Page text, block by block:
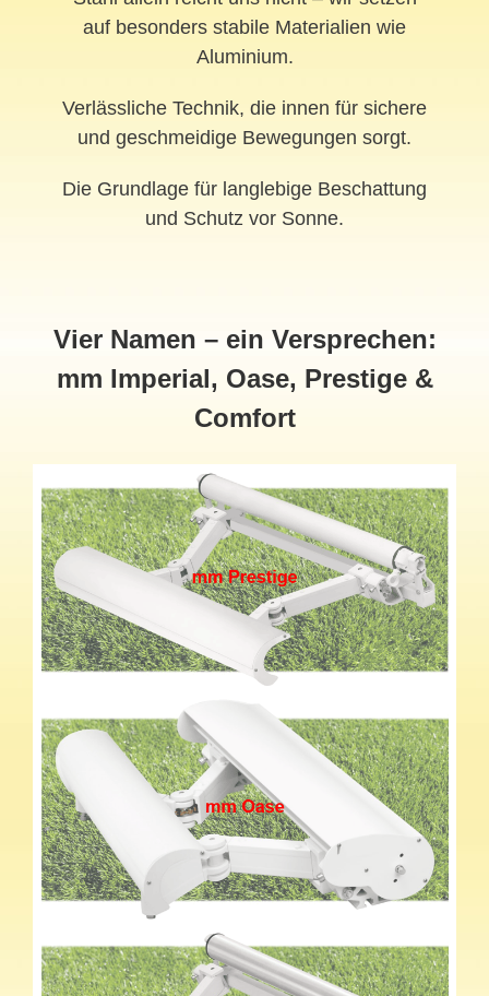
auf besonders stabile Materialien wie
Aluminium.
Verlässliche Technik, die innen für sichere
und geschmeidige Bewegungen sorgt.
Die Grundlage für langlebige Beschattung
und Schutz vor Sonne.
Vier Namen – ein Versprechen:
mm Imperial, Oase, Prestige &
Comfort